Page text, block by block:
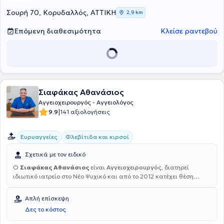
Ελληνικής Εταιρείας Αγγειοχειρουργικής, της Ελληνικής
Φλεβολογικής και Λεμφολογικής Εταιρείας, καθώς και του
Βασιλικού Φλεβολογικού Κολλεγίου στο Ηνωμένο Βασίλειο.
Σουρή 70, Κορυδαλλός, ΑΤΤΙΚΗ 2,9 km
Επόμενη διαθεσιμότητα Κλείσε ραντεβού
Σιαφάκας Αθανάσιος
Αγγειοχειρουργός - Αγγειολόγος
9.9|141 αξιολογήσεις
Ευρυαγγείες Φλεβίτιδα και κιρσοί
Σχετικά με τον ειδικό
Ο Σιαφάκας Αθανάσιος είναι Αγγειοχειρουργός, διατηρεί
ιδιωτικό ιατρείο στο Νέο Ψυχικό και από το 2012 κατέχει θέση
Γυναικολογική Κλινική "ΡΕΑ". Σπούδασε στο Τμήμα Ιατρικής του
Αριστοτελείου Πανεπιστημίου Θεσσαλονίκης, αποφοιτώντας από τη
Στρατιωτική Σχολή Αξιωματικών Σωμάτων. Είναι στρατιωτικός
ιατρός και συγκαταλέγεται στους κορυφαίους στην Ελλάδα στην
Απλή επίσκεψη
Δες το κόστος